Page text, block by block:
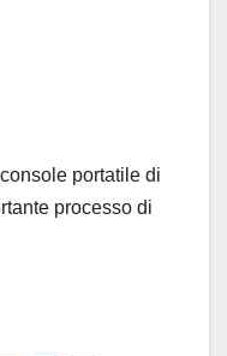
portatile di
processo di